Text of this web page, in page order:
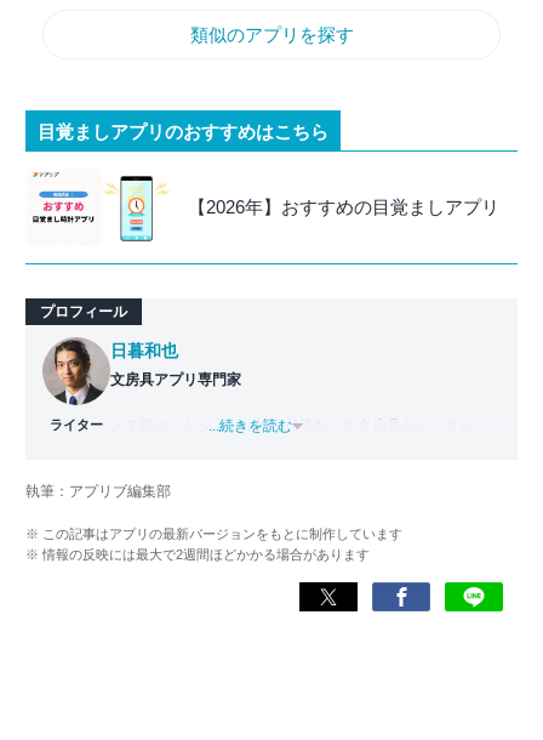
類似のアプリを探す
目覚ましアプリのおすすめはこちら
【2026年】おすすめの目覚ましアプリ
プロフィール
ライター
日暮和也
文房具アプリ専門家
メモ帳やスケジュール帳、付箋などの文房具をデジタル化
務めた後、文房具アプリの専門家として監修・ライター業
『TimeTree』『Measure』など700以上。
...続きを読む
執筆：アプリブ編集部
※ この記事はアプリの最新バージョンをもとに制作しています
※ 情報の反映には最大で2週間ほどかかる場合があります